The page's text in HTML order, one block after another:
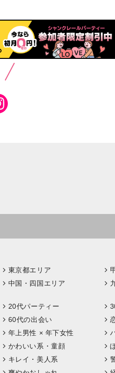
東京都エリア
中国・四国エリア
20代パーティー
60代の出会い
年上男性 × 年下女性
かわいい系・童顔
キレイ・美人系